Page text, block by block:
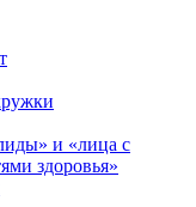
и «лица с
здоровья»